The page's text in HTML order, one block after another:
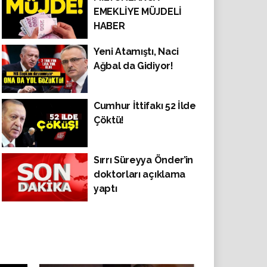
EMEKLİYE MÜJDELİ
HABER
Yeni Atamıştı, Naci
Ağbal da Gidiyor!
Cumhur İttifakı 52 İlde
Çöktü!
Sırrı Süreyya Önder’in
doktorları açıklama
yaptı